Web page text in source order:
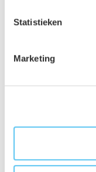
Statistieken
Marketing